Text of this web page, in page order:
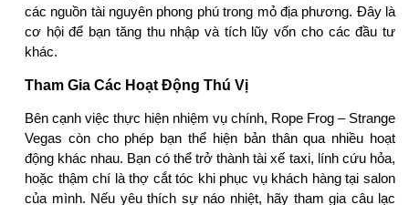
các nguồn tài nguyên phong phú trong mỏ địa phương. Đây là
cơ hội để bạn tăng thu nhập và tích lũy vốn cho các đầu tư
khác.
Tham Gia Các Hoạt Động Thú Vị
Bên cạnh việc thực hiện nhiệm vụ chính, Rope Frog – Strange
Vegas còn cho phép bạn thể hiện bản thân qua nhiều hoạt
động khác nhau. Bạn có thể trở thành tài xế taxi, lính cứu hỏa,
hoặc thậm chí là thợ cắt tóc khi phục vụ khách hàng tại salon
của mình. Nếu yêu thích sự náo nhiệt, hãy tham gia câu lạc